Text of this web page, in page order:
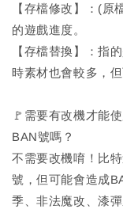
【存檔修改】：(
的遊戲進度。
【存檔替換】：指
時素材也會較多，
🚩需要有改機才能
BAN號嗎？
不需要改機唷！比
號，但可能會造成
季、非法魔改、漆